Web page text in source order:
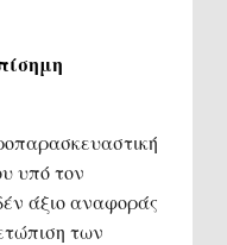
υπό τον
άξιο αναφοράς
των